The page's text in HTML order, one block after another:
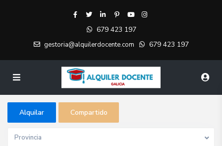
679 423 197
gestoria@alquilerdocente.com 679 423 197
Alquilar Compartido
Provincia